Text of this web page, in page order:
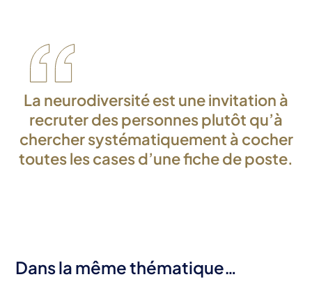
La neurodiversité est une invitation à
recruter des personnes plutôt qu’à
chercher systématiquement à cocher
toutes les cases d’une fiche de poste.
Dans la même thématique…